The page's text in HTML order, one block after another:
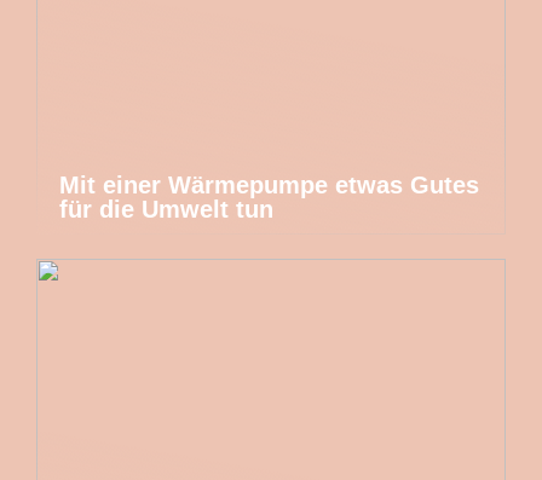
Mit einer Wärmepumpe etwas Gutes
für die Umwelt tun